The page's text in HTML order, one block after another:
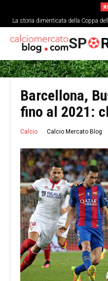
La storia dimenticata della Coppa
SP
Barcellona,
fino al 2021:
Calcio Calcio Mercato Blog